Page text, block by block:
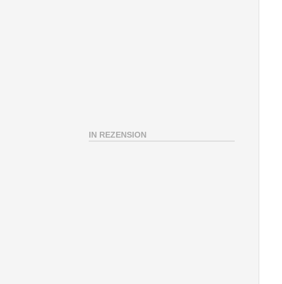
IN REZENSION